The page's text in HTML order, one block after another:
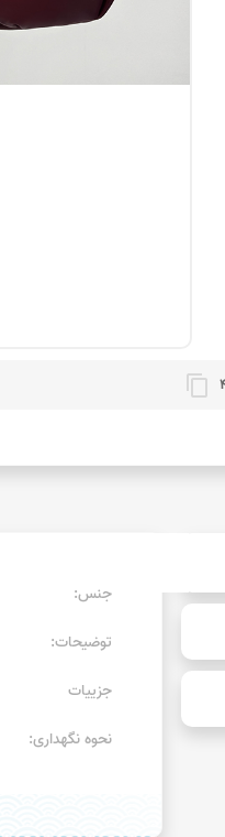
content_copy
جنس:
توضیحات:
جزییات
نحوه نگهداری: